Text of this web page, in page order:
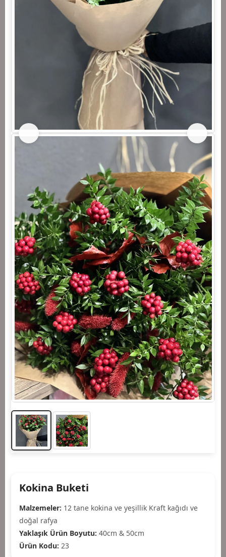
Kokina Buketi
Malzemeler: 12 tane kokina ve yeşillik Kraft kağıdı ve
doğal rafya
Yaklaşık Ürün Boyutu: 40cm & 50cm
Ürün Kodu: 23